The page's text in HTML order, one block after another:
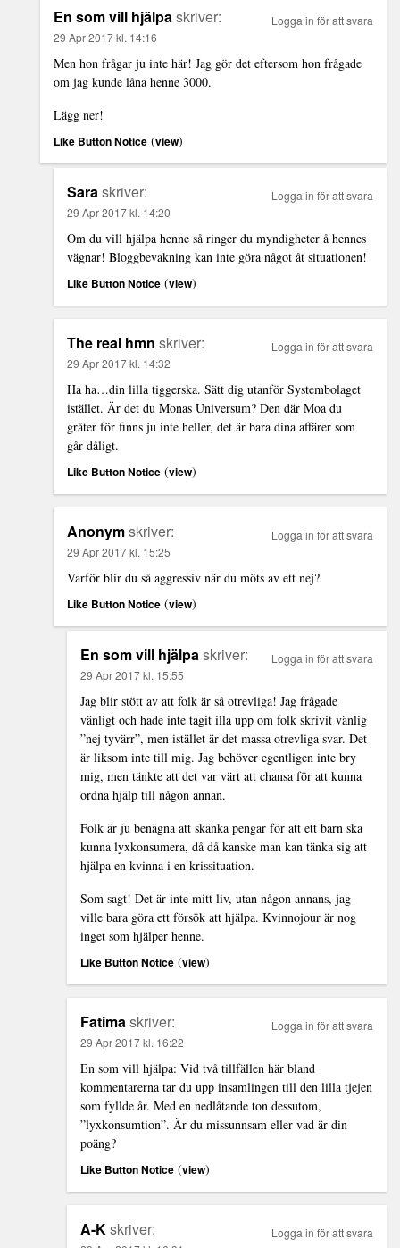
En som vill hjälpaskriver:
29 Apr 2017 kl. 14:16
Men hon frågar ju inte här! Jag gör det eftersom hon frågade
om jag kunde låna henne 3000.
Lägg ner!
Like Button Notice (view)
Logga in för att svara
Saraskriver:
29 Apr 2017 kl. 14:20
Om du vill hjälpa henne så ringer du myndigheter å hennes
vägnar! Bloggbevakning kan inte göra något åt situationen!
Like Button Notice (view)
Logga in för att svara
The real hmn skriver:
29 Apr 2017 kl. 14:32
Ha ha…din lilla tiggerska. Sätt dig utanför Systembolaget
istället. Är det du Monas Universum? Den där Moa du
gråter för finns ju inte heller, det är bara dina affärer som
går dåligt.
Like Button Notice (view)
Logga in för att svara
Anonymskriver:
29 Apr 2017 kl. 15:25
Varför blir du så aggressiv när du möts av ett nej?
Like Button Notice (view)
Logga in för att svara
En som vill hjälpaskriver:
29 Apr 2017 kl. 15:55
Jag blir stött av att folk är så otrevliga! Jag frågade
vänligt och hade inte tagit illa upp om folk skrivit vänlig
”nej tyvärr”, men istället är det massa otrevliga svar. Det
är liksom inte till mig. Jag behöver egentligen inte bry
mig, men tänkte att det var värt att chansa för att kunna
ordna hjälp till någon annan.
Folk är ju benägna att skänka pengar för att ett barn ska
kunna lyxkonsumera, då då kanske man kan tänka sig att
hjälpa en kvinna i en krissituation.
Som sagt! Det är inte mitt liv, utan någon annans, jag
ville bara göra ett försök att hjälpa. Kvinnojour är nog
inget som hjälper henne.
Like Button Notice (view)
Logga in för att svara
Fatimaskriver:
29 Apr 2017 kl. 16:22
En som vill hjälpa: Vid två tillfällen här bland
kommentarerna tar du upp insamlingen till den lilla tjejen
som fyllde år. Med en nedlåtande ton dessutom,
”lyxkonsumtion”. Är du missunnsam eller vad är din
poäng?
Like Button Notice (view)
Logga in för att svara
A-Kskriver: Logga in för att svara